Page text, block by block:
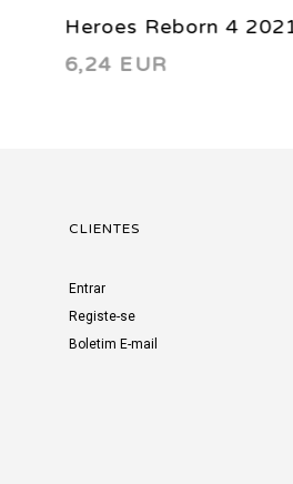
Heroes Reborn 4 2021
6,24 EUR
CLIENTES
Entrar
Registe-se
Boletim E-mail